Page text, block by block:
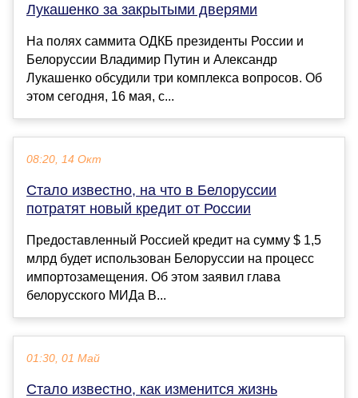
Лукашенко за закрытыми дверями
На полях саммита ОДКБ президенты России и
Белоруссии Владимир Путин и Александр
Лукашенко обсудили три комплекса вопросов. Об
этом сегодня, 16 мая, с...
08:20, 14 Окт
Стало известно, на что в Белоруссии
потратят новый кредит от России
Предоставленный Россией кредит на сумму $ 1,5
млрд будет использован Белоруссии на процесс
импортозамещения. Об этом заявил глава
белорусского МИДа В...
01:30, 01 Май
Стало известно, как изменится жизнь